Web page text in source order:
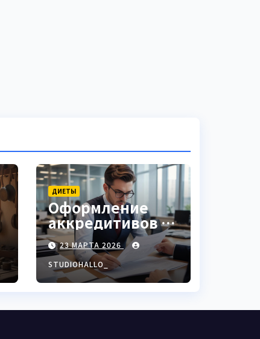
ДИЕТЫ
Оформление
аккредитивов в
международной
торговле
23 МАРТА 2026
STUDIOHALLO_